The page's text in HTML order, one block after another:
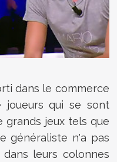
dans le commerce
qui se sont
grands jeux tels que
généraliste n'a pas
leurs colonnes